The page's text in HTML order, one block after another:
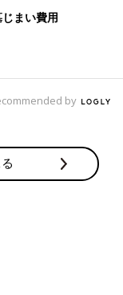
まい費用
by